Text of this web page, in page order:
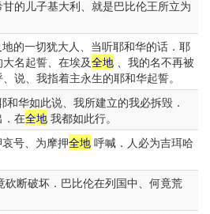
的儿子基大利、就是巴比伦王所立为
的一切犹大人、当听耶和华的话．耶
名起誓、在埃及全地、我的名不再被
说、我指着主永生的耶和华起誓。
和华如此说、我所建立的我必拆毁．
．在全地我都如此行。
号、为摩押全地 呼喊．人必为吉珥哈
砍断破坏．巴比伦在列国中、何竟荒